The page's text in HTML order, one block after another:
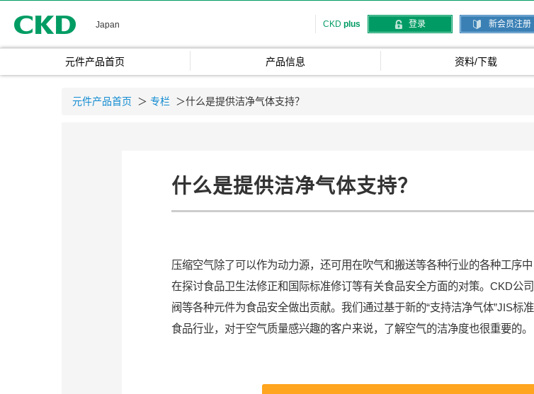
CKD
Japan CKD plus 登录 新会员注册
元件产品首页 产品信息 资料/下载
元件产品首页 ＞ 专栏 ＞什么是提供洁净气体支持？
什么是提供洁净气体支持？
压缩空气除了可以作为动力源，还可用在吹气和搬送等各种行业的各种工序
在探讨食品卫生法修正和国际标准修订等有关食品安全方面的对策。CKD公
阀等各种元件为食品安全做出贡献。我们通过基于新的“支持洁净气体”JIS标
食品行业，对于空气质量感兴趣的客户来说，了解空气的洁净度也很重要的。